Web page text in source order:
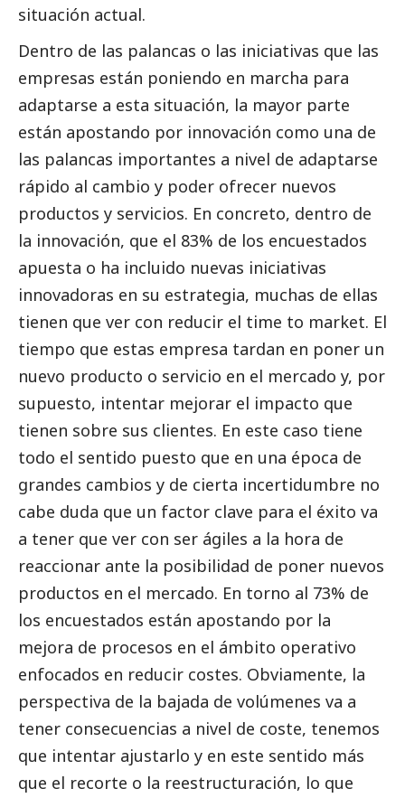
situación actual.
Dentro de las palancas o las iniciativas que las
empresas están poniendo en marcha para
adaptarse a esta situación, la mayor parte
están apostando por innovación como una de
las palancas importantes a nivel de adaptarse
rápido al cambio y poder ofrecer nuevos
productos y servicios. En concreto, dentro de
la innovación, que el 83% de los encuestados
apuesta o ha incluido nuevas iniciativas
innovadoras en su estrategia, muchas de ellas
tienen que ver con reducir el time to market. El
tiempo que estas empresa tardan en poner un
nuevo producto o servicio en el mercado y, por
supuesto, intentar mejorar el impacto que
tienen sobre sus clientes. En este caso tiene
todo el sentido puesto que en una época de
grandes cambios y de cierta incertidumbre no
cabe duda que un factor clave para el éxito va
a tener que ver con ser ágiles a la hora de
reaccionar ante la posibilidad de poner nuevos
productos en el mercado. En torno al 73% de
los encuestados están apostando por la
mejora de procesos en el ámbito operativo
enfocados en reducir costes. Obviamente, la
perspectiva de la bajada de volúmenes va a
tener consecuencias a nivel de coste, tenemos
que intentar ajustarlo y en este sentido más
que el recorte o la reestructuración, lo que